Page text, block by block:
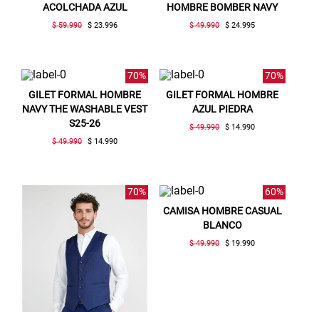
ACOLCHADA AZUL
$ 59.990 $ 23.996
HOMBRE BOMBER NAVY
$ 49.990 $ 24.995
70%
GILET FORMAL HOMBRE
NAVY THE WASHABLE VEST
S25-26
$ 49.990 $ 14.990
70%
GILET FORMAL HOMBRE
AZUL PIEDRA
$ 49.990 $ 14.990
70% 60%
CAMISA HOMBRE CASUAL
BLANCO
$ 49.990 $ 19.990